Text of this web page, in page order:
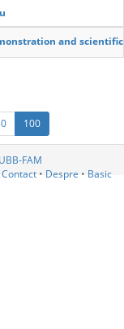
and
100
UBB-FAM
Contact • Despre • Basic